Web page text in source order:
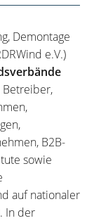
Demontage
e.V.)
Betreiber,
B2B-
sowie
auf nationaler
In der